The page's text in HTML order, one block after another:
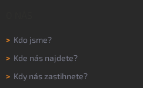
> Kdo jsme?
> Kde nás najdete?
> Kdy nás zastihnete?